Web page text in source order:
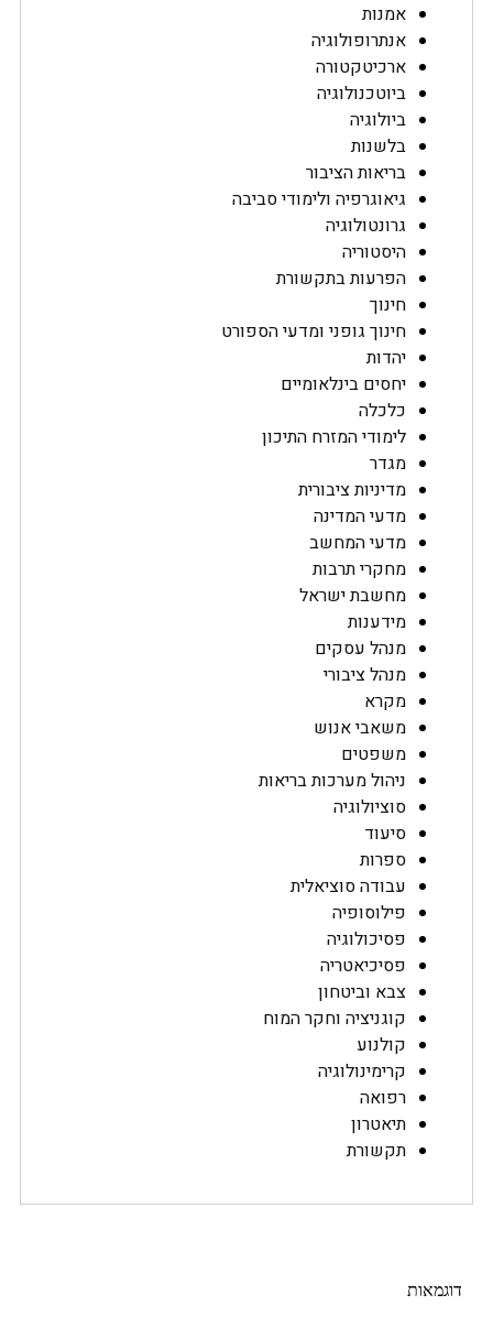
אמנות
אנתרופולוגיה
ארכיטקטורה
ביוטכנולוגיה
ביולוגיה
בלשנות
בריאות הציבור
גיאוגרפיה ולימודי סביבה
גרונטולוגיה
היסטוריה
הפרעות בתקשורת
חינוך
חינוך גופני ומדעי הספורט
יהדות
יחסים בינלאומיים
כלכלה
לימודי המזרח התיכון
מגדר
מדיניות ציבורית
מדעי המדינה
מדעי המחשב
מחקרי תרבות
מחשבת ישראל
מידענות
מנהל עסקים
מנהל ציבורי
מקרא
משאבי אנוש
משפטים
ניהול מערכות בריאות
סוציולוגיה
סיעוד
ספרות
עבודה סוציאלית
פילוסופיה
פסיכולוגיה
פסיכיאטריה
צבא וביטחון
קוגניציה וחקר המוח
קולנוע
קרימינולוגיה
רפואה
תיאטרון
תקשורת
דוגמאות